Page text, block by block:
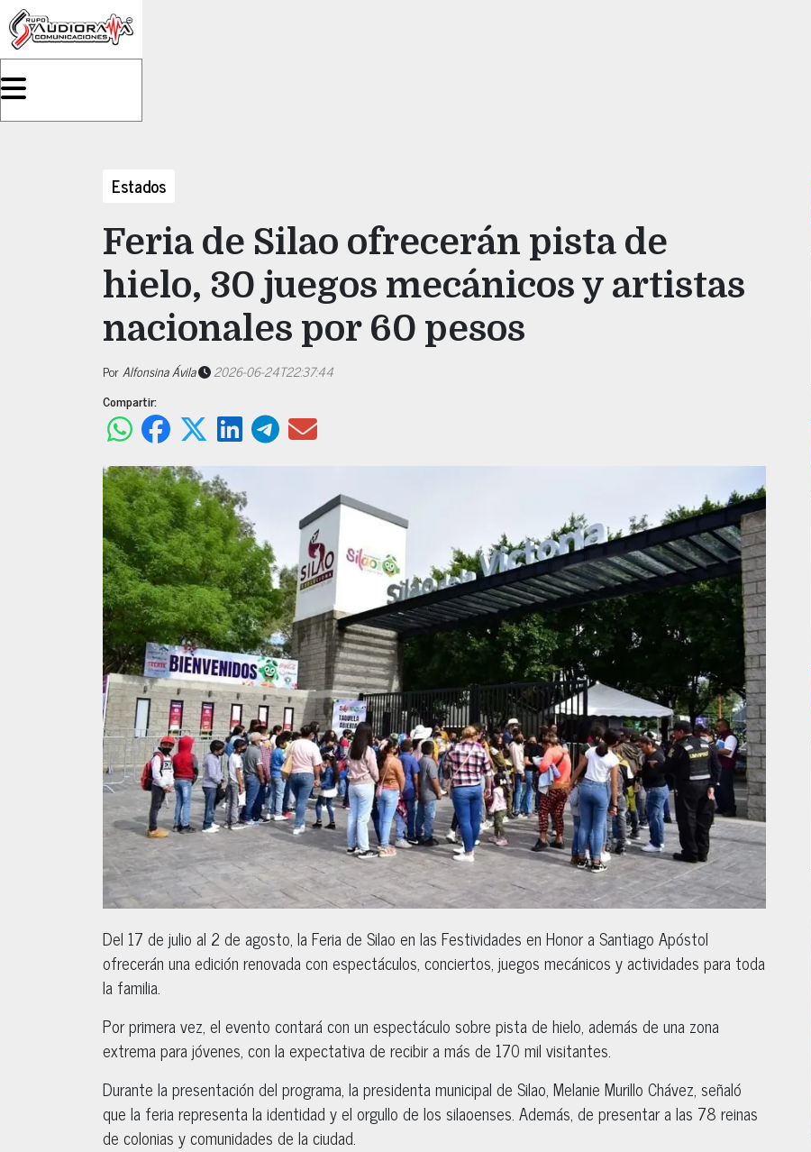
Estados
Feria de Silao ofrecerán pista de
hielo, 30 juegos mecánicos y artistas
nacionales por 60 pesos
PorAlfonsina Ávila
2026-06-24T22:37:44
Compartir:
Del 17 de julio al 2 de agosto, la Feria de Silao en las Festividades en Honor a Santiago Apóstol
ofrecerán una edición renovada con espectáculos, conciertos, juegos mecánicos y actividades para toda
la familia.
Por primera vez, el evento contará con un espectáculo sobre pista de hielo, además de una zona
extrema para jóvenes, con la expectativa de recibir a más de 170 mil visitantes.
Durante la presentación del programa, la presidenta municipal de Silao, Melanie Murillo Chávez, señaló
que la feria representa la identidad y el orgullo de los silaoenses. Además, de presentar a las 78 reinas
de colonias y comunidades de la ciudad.